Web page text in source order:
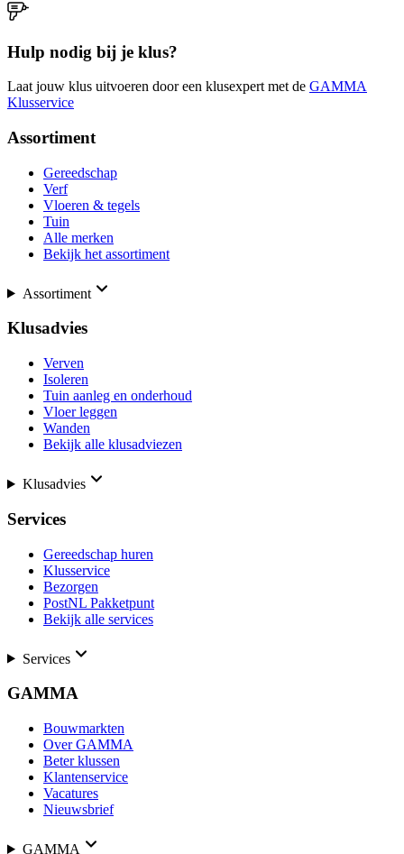
Hulp nodig bij je klus?
Laat jouw klus uitvoeren door een klusexpert met de GAMMA
Klusservice
Assortiment
Gereedschap
Verf
Vloeren & tegels
Tuin
Alle merken
Bekijk het assortiment
Assortiment
Klusadvies
Verven
Isoleren
Tuin aanleg en onderhoud
Vloer leggen
Wanden
Bekijk alle klusadviezen
Klusadvies
Services
Gereedschap huren
Klusservice
Bezorgen
PostNL Pakketpunt
Bekijk alle services
Services
GAMMA
Bouwmarkten
Over GAMMA
Beter klussen
Klantenservice
Vacatures
Nieuwsbrief
GAMMA